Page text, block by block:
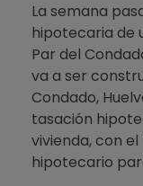
La semana
hipotecaria de
Par del
va a ser
Condado,
tasación
vivienda, con
hipotecario